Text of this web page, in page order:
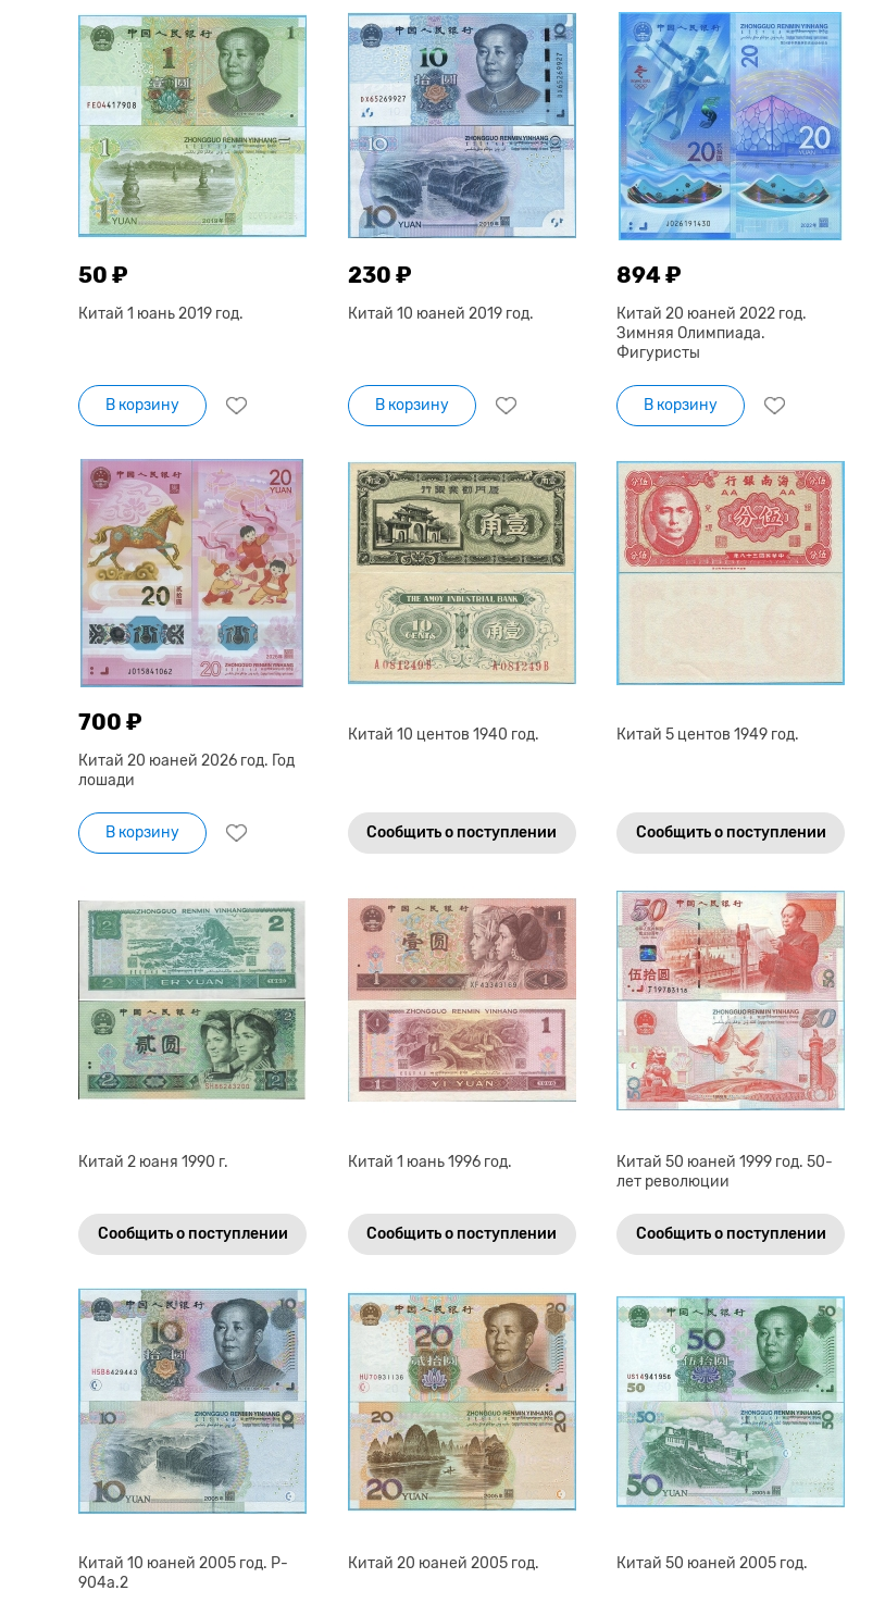
50 ₽
Китай 1 юань 2019 год.
В корзину
230 ₽
Китай 10 юаней 2019 год.
В корзину
894 ₽
Китай 20 юаней 2022 год.
Зимняя Олимпиада.
Фигуристы
В корзину
700 ₽
Китай 20 юаней 2026 год. Год
лошади
В корзину
Китай 10 центов 1940 год.
Сообщить о поступлении
Китай 5 центов 1949 год.
Сообщить о поступлении
Китай 2 юаня 1990 г.
Сообщить о поступлении
Китай 1 юань 1996 год.
Сообщить о поступлении
Китай 50 юаней 1999 год. 50-
лет революции
Сообщить о поступлении
Китай 10 юаней 2005 год. P-
904а.2
Китай 20 юаней 2005 год. Китай 50 юаней 2005 год.